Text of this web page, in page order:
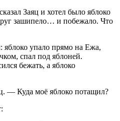
Заяц и хотел было яблоко
зашипело… и побежало. Что
яблоко упало прямо на Ежа,
спал под яблоней.
бежать, а яблоко
— Куда моё яблоко потащил?